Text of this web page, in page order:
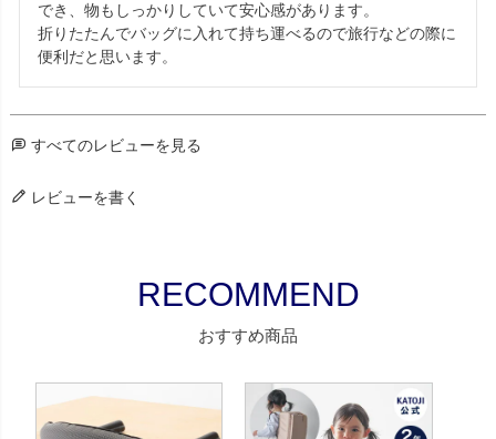
でき、物もしっかりしていて安心感があります。
折りたたんでバッグに入れて持ち運べるので旅行などの際に
便利だと思います。
すべてのレビューを見る
レビューを書く
おすすめ商品